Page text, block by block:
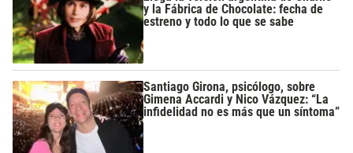
y la Fábrica de Chocolate: fecha de
estreno y todo lo que se sabe
Santiago Girona, psicólogo, sobre
Gimena Accardi y Nico Vázquez: “La
infidelidad no es más que un síntoma”